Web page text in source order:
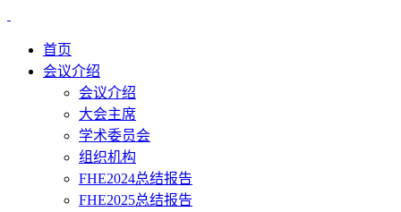
首页
会议介绍
会议介绍
大会主席
学术委员会
组织机构
FHE2024总结报告
FHE2025总结报告